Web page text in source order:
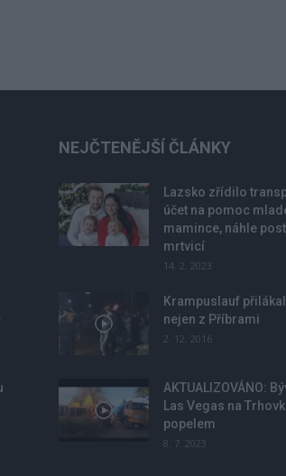
NEJČTENĚJŠÍ ČLÁNKY
Lazsko zřídilo
účet na pomoc
mamince, náhle
mrtvicí
14. 2. 2023
Krampuslauf
nejen z Příbrami
2. 12. 2016
AKTUALIZOVÁNO:
Las Vegas na
popelem
8. 7. 2023